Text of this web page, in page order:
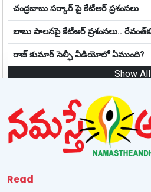
చంద్రబాబు సర్కార్ పై కేటీఆర్ ప్రశంసలు
బాబు పాలనపై కేటీఆర్ ప్రశంసలు..
రాజ్ కుమార్ సెల్ఫీ వీడియోలో ఏముంది?
Show All
Read